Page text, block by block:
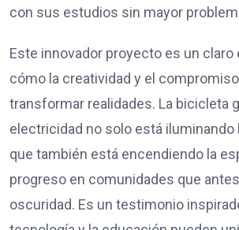
con sus estudios sin mayor
Este innovador proyecto es un claro
cómo la creatividad y el
transformar realidades. La bicicleta
electricidad no solo está iluminando
que también está encendiendo la
progreso en comunidades que
oscuridad. Es un testimonio